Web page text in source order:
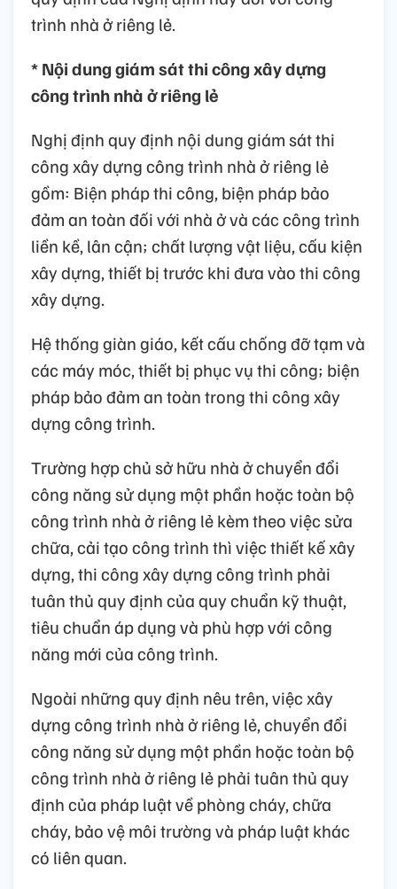
trình nhà ở riêng lẻ.
* Nội dung giám sát thi công xây dựng
công trình nhà ở riêng lẻ
Nghị định quy định nội dung giám sát thi
công xây dựng công trình nhà ở riêng lẻ
gồm: Biện pháp thi công, biện pháp bảo
đảm an toàn đối với nhà ở và các công trình
liền kề, lân cận; chất lượng vật liệu, cấu kiện
xây dựng, thiết bị trước khi đưa vào thi công
xây dựng.
Hệ thống giàn giáo, kết cấu chống đỡ tạm và
các máy móc, thiết bị phục vụ thi công; biện
pháp bảo đảm an toàn trong thi công xây
dựng công trình.
Trường hợp chủ sở hữu nhà ở chuyển đổi
công năng sử dụng một phần hoặc toàn bộ
công trình nhà ở riêng lẻ kèm theo việc sửa
chữa, cải tạo công trình thì việc thiết kế xây
dựng, thi công xây dựng công trình phải
tuân thủ quy định của quy chuẩn kỹ thuật,
tiêu chuẩn áp dụng và phù hợp với công
năng mới của công trình.
Ngoài những quy định nêu trên, việc xây
dựng công trình nhà ở riêng lẻ, chuyển đổi
công năng sử dụng một phần hoặc toàn bộ
công trình nhà ở riêng lẻ phải tuân thủ quy
định của pháp luật về phòng cháy, chữa
cháy, bảo vệ môi trường và pháp luật khác
có liên quan.